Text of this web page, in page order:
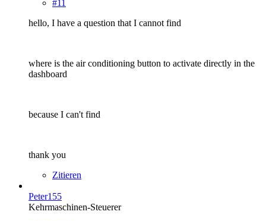
#11
hello, I have a question that I cannot find
where is the air conditioning button to activate directly in the
dashboard
because I can't find
thank you
Zitieren
Peter155
Kehrmaschinen-Steuerer